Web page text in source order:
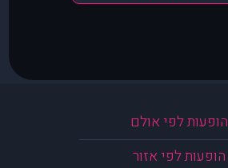
הופעות לפי אולם
הופעות לפי אזור